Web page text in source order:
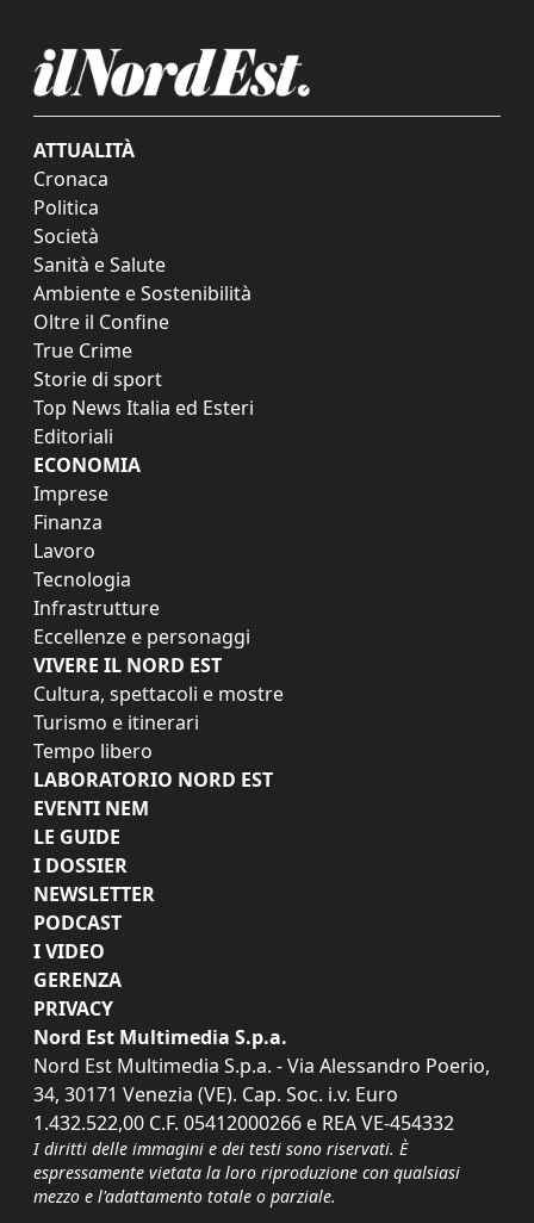
ATTUALITÀ
Cronaca
Politica
Società
Sanità e Salute
Ambiente e Sostenibilità
Oltre il Confine
True Crime
Storie di sport
Top News Italia ed Esteri
Editoriali
ECONOMIA
Imprese
Finanza
Lavoro
Tecnologia
Infrastrutture
Eccellenze e personaggi
VIVERE IL NORD EST
Cultura, spettacoli e mostre
Turismo e itinerari
Tempo libero
LABORATORIO NORD EST
EVENTI NEM
LE GUIDE
I DOSSIER
NEWSLETTER
PODCAST
I VIDEO
GERENZA
PRIVACY
Nord Est Multimedia S.p.a.
Nord Est Multimedia S.p.a. - Via Alessandro Poerio,
34, 30171 Venezia (VE). Cap. Soc. i.v. Euro
1.432.522,00 C.F. 05412000266 e REA VE-454332
I diritti delle immagini e dei testi sono riservati. È
espressamente vietata la loro riproduzione con qualsiasi
mezzo e l'adattamento totale o parziale.